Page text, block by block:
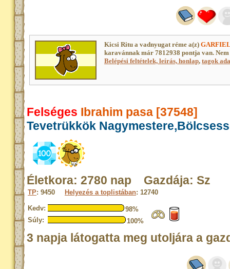
Kicsi Ritu a vadnyugat réme a(z)
karavánnak már 7812938 pontja van. Nem
Belépési feltételek, leírás, honlap, tagok
Felséges Ibrahim pasa [37548]
Tevetrükkök
Életkora: 2780 nap Gazdája: Sz
TP: 9450 Helyezés a toplistában: 12740
Kedv:
98%
Súly:
100%
3 napja látogatta meg utoljára a